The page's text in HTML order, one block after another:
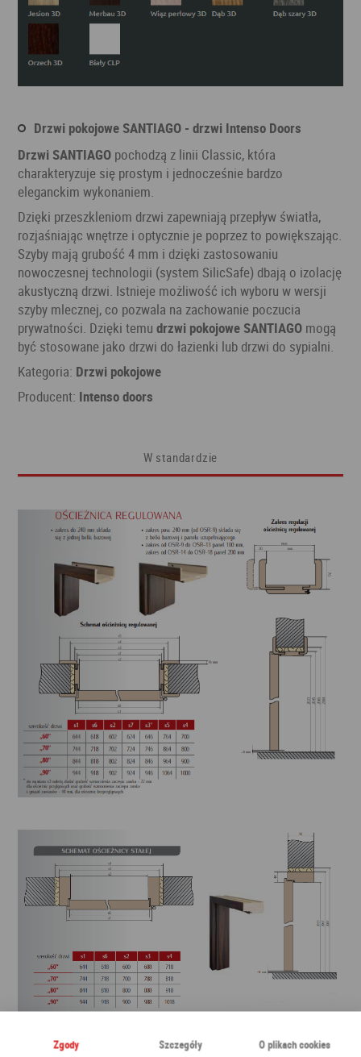
Drzwi pokojowe SANTIAGO - drzwi Intenso Doors
Drzwi SANTIAGO pochodzą z linii Classic, która
charakteryzuje się prostym i jednocześnie bardzo
eleganckim wykonaniem.
Dzięki przeszkleniom drzwi zapewniają przepływ światła,
rozjaśniając wnętrze i optycznie je poprzez to powiększając.
Szyby mają grubość 4 mm i dzięki zastosowaniu
nowoczesnej technologii (system SilicSafe) dbają o izolację
akustyczną drzwi. Istnieje możliwość ich wyboru w wersji
szyby mlecznej, co pozwala na zachowanie poczucia
prywatności. Dzięki temudrzwi pokojowe SANTIAGO mogą
być stosowane jako drzwi do łazienki lub drzwi do sypialni.
Kategoria: Drzwi pokojowe
Producent: Intenso doors
W standardzie
Zgody Szczegóły O plikach cookies